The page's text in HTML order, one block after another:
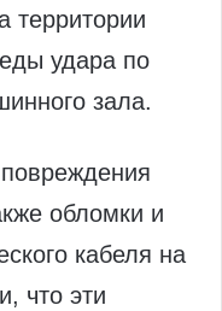
территории
удара по
зала.
обломки и
кабеля на
что эти